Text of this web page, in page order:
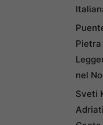
Pietra
nel
Sveti